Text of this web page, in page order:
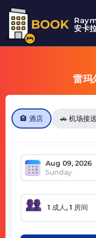
BOOK 安卡
雷玛
🏨 酒店 🚗 机场接送
Sunday